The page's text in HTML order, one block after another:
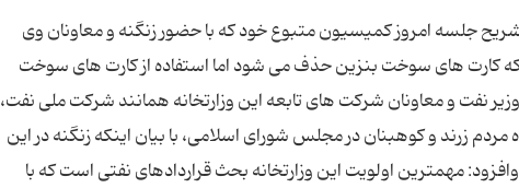
جلسه امروز کمیسیون متبوع خود که با حضور زنگنه و معاونان وی
کارت های سوخت بنزین حذف می شود اما استفاده از کارت های سوخت
نفت و معاونان شرکت های تابعه این وزارتخانه همانند شرکت ملی نفت،
زرند و کوهبنان در مجلس شورای اسلامی، با بیان اینکه زنگنه در این
نفت در سال 95 را تشریح کرد وافزود: مهمترین اولویت این وزارتخانه بحث قراردادهای نفتی است که با